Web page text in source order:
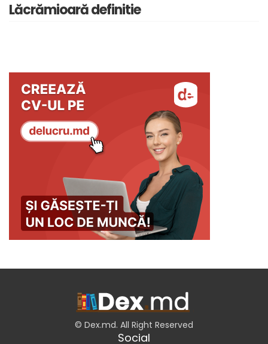
Lăcrămioară definitie
© Dex.md. All Right Reserved
Social